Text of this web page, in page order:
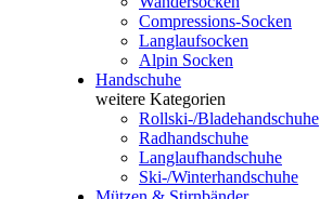
Compressions-Socken
Langlaufsocken
Alpin Socken
Handschuhe
weitere Kategorien
Rollski-/Bladehandschuhe
Radhandschuhe
Langlaufhandschuhe
Ski-/Winterhandschuhe